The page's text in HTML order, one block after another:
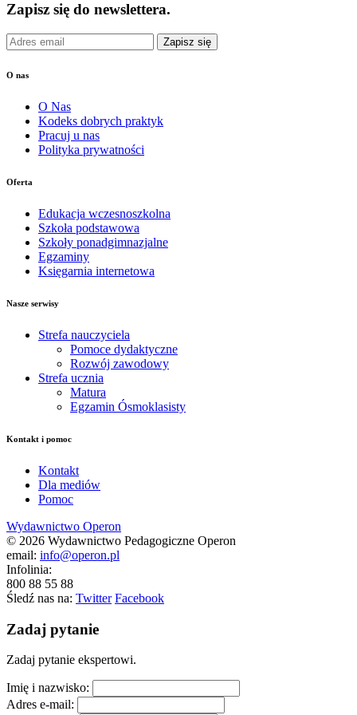
Zapisz się do newslettera.
Zapisz się
O nas
O Nas
Kodeks dobrych praktyk
Pracuj u nas
Polityka prywatności
Oferta
Edukacja wczesnoszkolna
Szkoła podstawowa
Szkoły ponadgimnazjalne
Egzaminy
Księgarnia internetowa
Nasze serwisy
Strefa nauczyciela
Pomoce dydaktyczne
Rozwój zawodowy
Strefa ucznia
Matura
Egzamin Ósmoklasisty
Kontakt i pomoc
Kontakt
Dla mediów
Pomoc
Wydawnictwo Operon
© 2026 Wydawnictwo Pedagogiczne Operon
email: info@operon.pl
Infolinia:
800 88 55 88
Śledź nas na: Twitter Facebook
Zadaj pytanie
Zadaj pytanie ekspertowi.
Imię i nazwisko:
Adres e-mail: